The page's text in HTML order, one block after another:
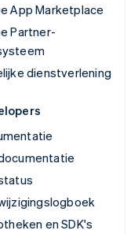
App Marketplace
Partner-
dienstverlening
en SDK's